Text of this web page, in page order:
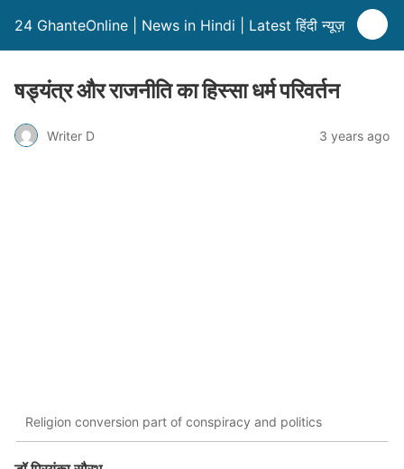
24 GhanteOnline | News in Hindi | Latest हिंदी न्यूज़
षड्यंत्र और राजनीति का हिस्सा धर्म परिवर्तन
Writer D 3 years ago
Religion conversion part of conspiracy and politics